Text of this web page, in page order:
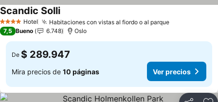
4 EstrellasHotel Habitaciones con vistas al fiordo o al parque
Scandic Solli
7,5 Bueno 6.748 Oslo
De $ 289.947
Mira precios de 10 páginas Ver precios